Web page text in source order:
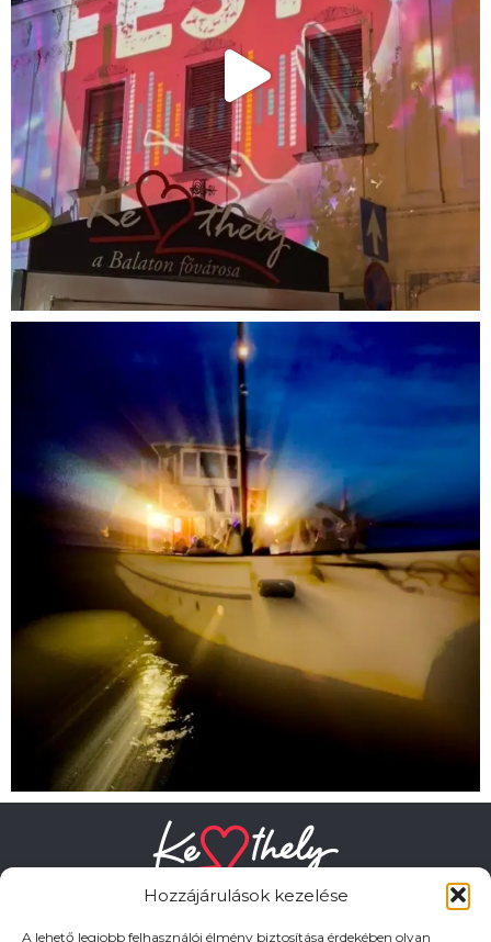
Hozzájárulások kezelése
A lehető legjobb felhasználói élmény biztosítása érdekében olyan